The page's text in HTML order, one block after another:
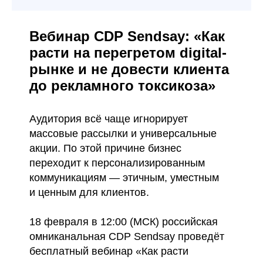
Вебинар CDP Sendsay: «Как
расти на перегретом digital-
рынке и не довести клиента
до рекламного токсикоза»
Аудитория всё чаще игнорирует
массовые рассылки и универсальные
акции. По этой причине бизнес
переходит к персонализированным
коммуникациям — этичным, уместным
и ценным для клиентов.
18 февраля в 12:00 (МСК) российская
омниканальная CDP Sendsay проведёт
бесплатный вебинар «Как расти